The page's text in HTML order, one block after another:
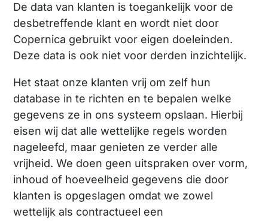
De data van klanten is toegankelijk voor de
desbetreffende klant en wordt niet door
Copernica gebruikt voor eigen doeleinden.
Deze data is ook niet voor derden inzichtelijk.
Het staat onze klanten vrij om zelf hun
database in te richten en te bepalen welke
gegevens ze in ons systeem opslaan. Hierbij
eisen wij dat alle wettelijke regels worden
nageleefd, maar genieten ze verder alle
vrijheid. We doen geen uitspraken over vorm,
inhoud of hoeveelheid gegevens die door
klanten is opgeslagen omdat we zowel
wettelijk als contractueel een